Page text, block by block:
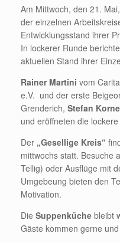
Am Mittwoch, den 21.
der einzelnen
Entwicklungsstand ihrer
In lockerer Runde
aktuellen Stand ihrer
Rainer Martini vom
e.V. und der erste
Grenderich, Stefan
und eröffneten die
Der „Gesellige Kreis“
mittwochs statt. Besuche
Tellig) oder Ausflüge mit
Umgebeung bieten den
Motivation.
Die Suppenküche bleibt
Gäste kommen gerne